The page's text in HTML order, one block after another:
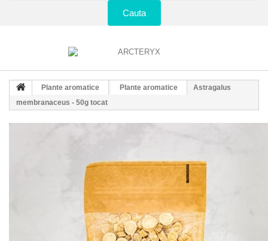
Cauta
Plante aromatice Plante aromatice
Astragalus
membranaceus - 50g tocat